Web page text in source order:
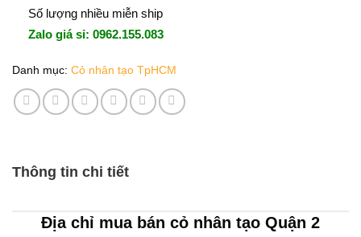
Số lượng nhiều miễn ship
Zalo giá sỉ: 0962.155.083
Danh mục: Cỏ nhân tạo TpHCM
Thông tin chi tiết
Địa chỉ mua bán cỏ nhân tạo Quận 2